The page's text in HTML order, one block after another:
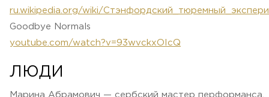
ru.wikipedia.org/wiki/
Goodbye Normals
youtube.com/watch?v=93wvckxOIcQ
ЛЮДИ
Марина Абрамович — сербский мастер перформанса.